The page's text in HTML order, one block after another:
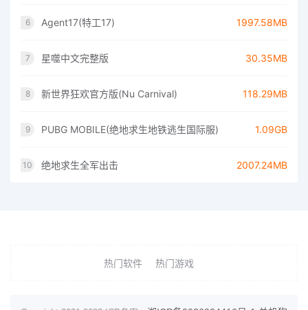
6 Agent17(特工17) 1997.58MB
7 星噬中文完整版 30.35MB
8 新世界狂欢官方版(Nu Carnival) 118.29MB
9 PUBG MOBILE(绝地求生地铁逃生国际服) 1.09GB
10 绝地求生全军出击 2007.24MB
热门软件 热门游戏